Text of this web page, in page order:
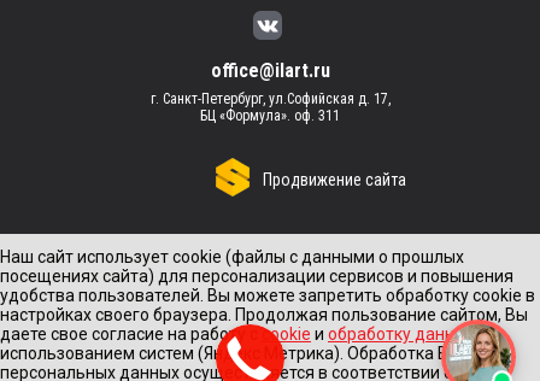
office@ilart.ru
г. Санкт-Петербург, ул.Софийская д. 17,
БЦ «Формула». оф. 311
Продвижение сайта
Наш сайт использует cookie (файлы с данными о прошлых
посещениях сайта) для персонализации сервисов и повышения
удобства пользователей. Вы можете запретить обработку cookie в
настройках своего браузера. Продолжая пользование сайтом, Вы
даете свое согласие на работу с cookie и обработку данныхс
использованием систем (Яндекс Метрика). Обработка Ваших
персональных данных осуществляется в соответствии с